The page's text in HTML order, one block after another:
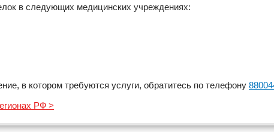
в следующих медицинских учреждениях:
в котором требуются услуги, обратитесь по телефону
РФ >